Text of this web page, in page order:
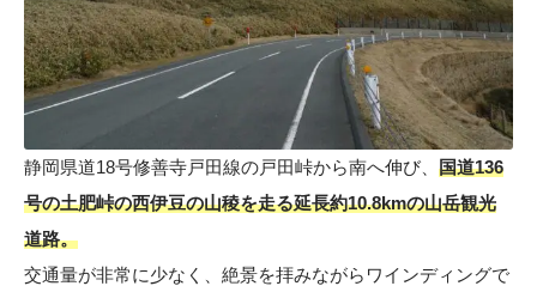
静岡県道18号修善寺戸田線の戸田峠から南へ伸び、 国道136
号の土肥峠の西伊豆の山稜を走る延長約10.8kmの山岳観光
道路。
交通量が非常に少なく、絶景を拝みながらワインディングで